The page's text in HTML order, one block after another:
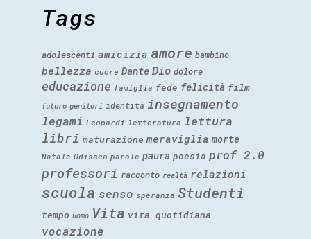
Tags
adolescenti amicizia amore bambino
bellezza cuore Dante Dio dolore
educazione famiglia fede felicità film
futuro genitori identità insegnamento
legami Leopardi letteratura lettura
libri maturazione meraviglia morte
Natale Odissea parole paura poesia prof 2.0
professori racconto realtà relazioni
scuola senso speranza Studenti
tempo uomo Vita vita quotidiana
vocazione